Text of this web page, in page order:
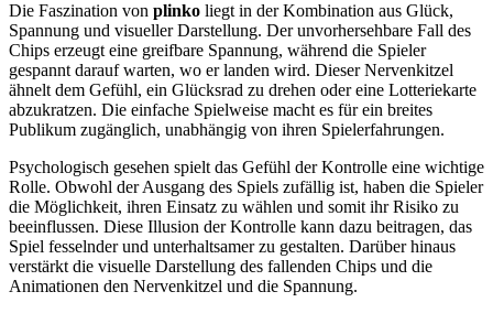
Die Faszination von plinko liegt in der Kombination aus Glück,
Spannung und visueller Darstellung. Der unvorhersehbare Fall des
Chips erzeugt eine greifbare Spannung, während die Spieler
gespannt darauf warten, wo er landen wird. Dieser Nervenkitzel
ähnelt dem Gefühl, ein Glücksrad zu drehen oder eine Lotteriekarte
abzukratzen. Die einfache Spielweise macht es für ein breites
Publikum zugänglich, unabhängig von ihren Spielerfahrungen.
Psychologisch gesehen spielt das Gefühl der Kontrolle eine wichtige
Rolle. Obwohl der Ausgang des Spiels zufällig ist, haben die Spieler
die Möglichkeit, ihren Einsatz zu wählen und somit ihr Risiko zu
beeinflussen. Diese Illusion der Kontrolle kann dazu beitragen, das
Spiel fesselnder und unterhaltsamer zu gestalten. Darüber hinaus
verstärkt die visuelle Darstellung des fallenden Chips und die
Animationen den Nervenkitzel und die Spannung.